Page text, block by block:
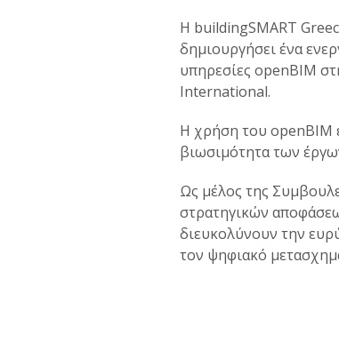
Η buildingSMART
δημιουργήσει ένα
υπηρεσίες openBIM
International.
Η χρήση του openBIM
βιωσιμότητα των
Ως μέλος της
στρατηγικών
διευκολύνουν την
τον ψηφιακό